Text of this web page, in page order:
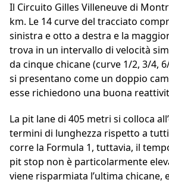
Il Circuito Gilles Villeneuve di
km. Le 14 curve del tracciato
sinistra e otto a destra e la
trova in un intervallo di velocità
da cinque chicane (curve 1/2, 3/4,
si presentano come un doppio
esse richiedono una buona
La pit lane di 405 metri si colloca
termini di lunghezza rispetto a
corre la Formula 1, tuttavia, il
pit stop non è particolarmente
viene risparmiata l’ultima chicane,